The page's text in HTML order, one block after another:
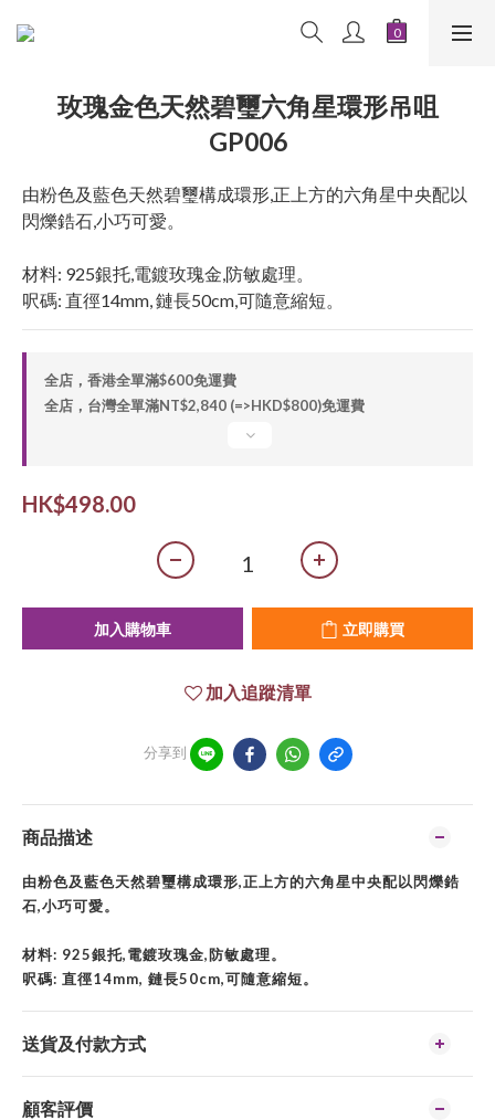
玫瑰金色天然碧璽六角星環形吊咀
GP006
由粉色及藍色天然碧璽構成環形,正上方的六角星中央配以
閃爍鋯石,小巧可愛。
材料: 925銀托,電鍍玫瑰金,防敏處理。
呎碼: 直徑14mm, 鏈長50cm,可隨意縮短。
全店，香港全單滿$600免運費
全店，台灣全單滿NT$2,840 (=>HKD$800)免運費
HK$498.00
加入購物車 立即購買
加入追蹤清單
分享到
商品描述
由粉色及藍色天然碧璽構成環形,正上方的六角星中央配以閃爍鋯
石,小巧可愛。
材料: 925銀托,電鍍玫瑰金,防敏處理。
呎碼: 直徑14mm, 鏈長50cm,可隨意縮短。
送貨及付款方式
顧客評價